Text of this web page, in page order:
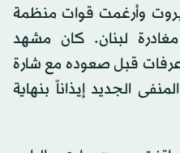
وأرغمت قوات منظمة
لبنان. كان مشهد
عرفات قبل صعوده مع شارة
الجديد إيذاناً بنهاية